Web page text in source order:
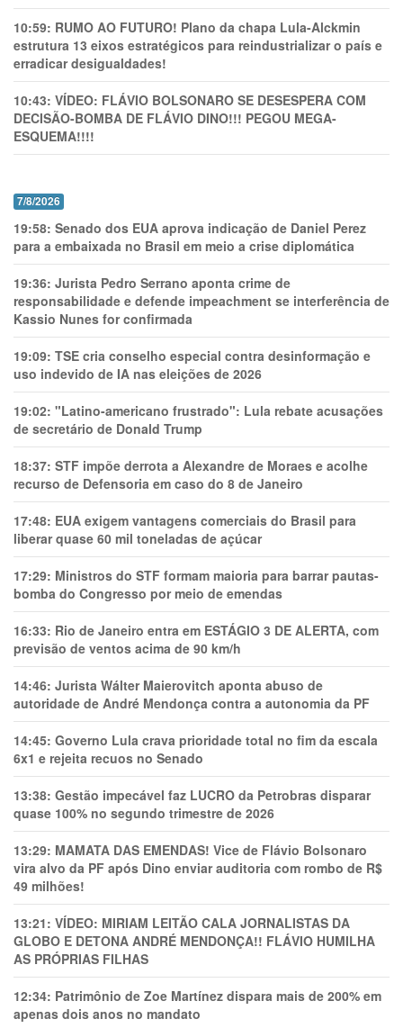
10:59: RUMO AO FUTURO! Plano da chapa Lula-Alckmin
estrutura 13 eixos estratégicos para reindustrializar o país e
erradicar desigualdades!
10:43: VÍDEO: FLÁVIO BOLSONARO SE DESESPERA COM
DECISÃO-BOMBA DE FLÁVIO DINO!!! PEGOU MEGA-
ESQUEMA!!!!
7/8/2026
19:58: Senado dos EUA aprova indicação de Daniel Perez
para a embaixada no Brasil em meio a crise diplomática
19:36: Jurista Pedro Serrano aponta crime de
responsabilidade e defende impeachment se interferência de
Kassio Nunes for confirmada
19:09: TSE cria conselho especial contra desinformação e
uso indevido de IA nas eleições de 2026
19:02: "Latino-americano frustrado": Lula rebate acusações
de secretário de Donald Trump
18:37: STF impõe derrota a Alexandre de Moraes e acolhe
recurso de Defensoria em caso do 8 de Janeiro
17:48: EUA exigem vantagens comerciais do Brasil para
liberar quase 60 mil toneladas de açúcar
17:29: Ministros do STF formam maioria para barrar pautas-
bomba do Congresso por meio de emendas
16:33: Rio de Janeiro entra em ESTÁGIO 3 DE ALERTA, com
previsão de ventos acima de 90 km/h
14:46: Jurista Wálter Maierovitch aponta abuso de
autoridade de André Mendonça contra a autonomia da PF
14:45: Governo Lula crava prioridade total no fim da escala
6x1 e rejeita recuos no Senado
13:38: Gestão impecável faz LUCRO da Petrobras disparar
quase 100% no segundo trimestre de 2026
13:29: MAMATA DAS EMENDAS! Vice de Flávio Bolsonaro
vira alvo da PF após Dino enviar auditoria com rombo de R$
49 milhões!
13:21: VÍDEO: MIRIAM LEITÃO CALA JORNALISTAS DA
GLOBO E DETONA ANDRÉ MENDONÇA!! FLÁVIO HUMILHA
AS PRÓPRIAS FILHAS
12:34: Patrimônio de Zoe Martínez dispara mais de 200% em
apenas dois anos no mandato